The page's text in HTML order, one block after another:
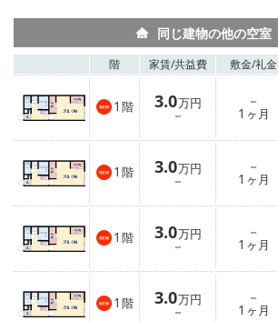
同じ建物の他の空室
階 家賃/共益費 敷金/礼金
1 階 3.0万円
－
－
1 ヶ月
1 階 3.0万円
－
－
1 ヶ月
1 階 3.0万円
－
－
1 ヶ月
1 階 3.0万円
－
－
1 ヶ月